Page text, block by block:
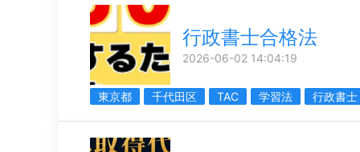
行政書士合格法
2026-06-02 14:04:19
東京都 千代田区 TAC 学習法 行政書士